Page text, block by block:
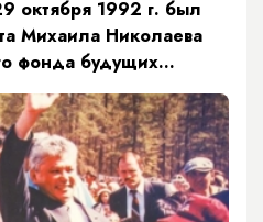
октября 1992 г. был
Михаила Николаева
фонда будущих